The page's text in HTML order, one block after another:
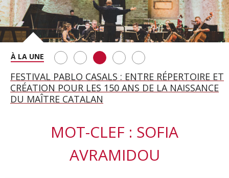
SAINT FRANÇOIS D’ASSISE À SALZBOURG, UNE
SOIRÉE IMMENSE PORTÉE PAR ROMEO
CASTELLUCCI ET MAXIME PASCAL
FESTIVAL PABLO CASALS : ENTRE RÉPERTOIRE ET
CRÉATION POUR LES 150 ANS DE LA NAISSANCE
DU MAÎTRE CATALAN
A BAYREUTH, LE 150E ANNIVERSAIRE DU RING
WAGNÉRIEN GÉNÉRÉ PAR L’IA
BETSY JOLAS FÊTE SON CENTIÈME
ANNIVERSAIRE
GEORGE BENJAMIN : « MES PARENTS AVAIENT
CETTE EXIGENCE DE L’OBJET CISELÉ »
MOT-CLEF : SOFIA
AVRAMIDOU